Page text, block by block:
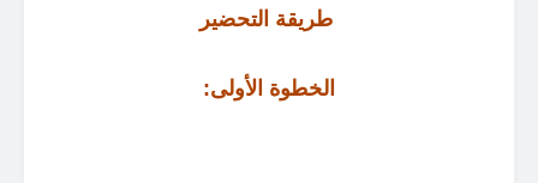
طريقة التحضير
الخطوة الأولى: